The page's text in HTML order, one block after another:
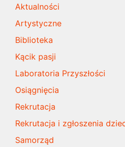
Aktualności
Artystyczne
Biblioteka
Kącik pasji
Laboratoria Przyszłości
Osiągnięcia
Rekrutacja
Rekrutacja i zgłoszenia
Samorząd